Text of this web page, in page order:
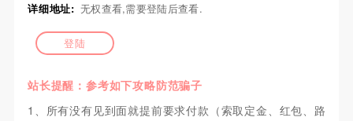
详细地址: 无权查看,需要登陆后查看.
登陆
站长提醒：参考如下攻略防范骗子
1、所有没有见到面就提前要求付款（索取定金、红包、路